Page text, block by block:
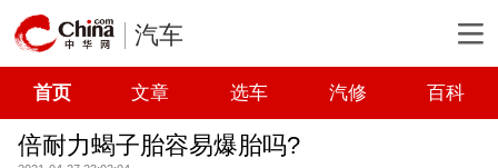
汽车
首页 文章 选车 汽修 百科
倍耐力蝎子胎容易爆胎吗?